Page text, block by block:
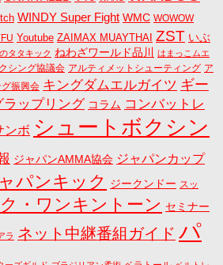
WINDY Super Fight WMC WOWOW
Youtube ZAIMAX MUAYTHAI ZST いぶ
タタキック ねわざワールド品川
はまっこムエ
シング協議会 アルティメットシューティング ア
振興会 キングダムエルガイツ ギー
ラップリング コラム コンバットレ
ンボ シュートボクシン
ジャパンAMMA協会 ジャパンカップ
パンキック ジークンドー スッ
・ワンキントーン セミナー
ラ ネット中継番組ガイド パ